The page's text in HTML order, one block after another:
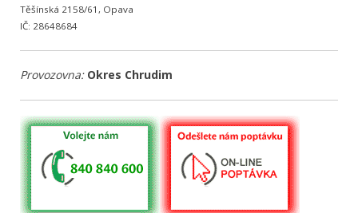
Těšínská 2158/61, Opava
IČ: 28648684
Provozovna: Okres Chrudim